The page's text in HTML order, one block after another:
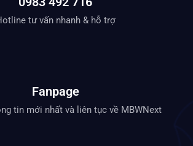
tư vấn nhanh & hỗ trợ
Fanpage
tin mới nhất và liên tục về MBWNext